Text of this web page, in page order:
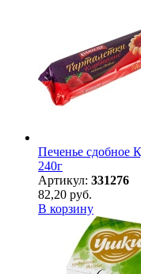
Печенье сдобное
240г
Артикул: 331276
82,20 руб.
В корзину